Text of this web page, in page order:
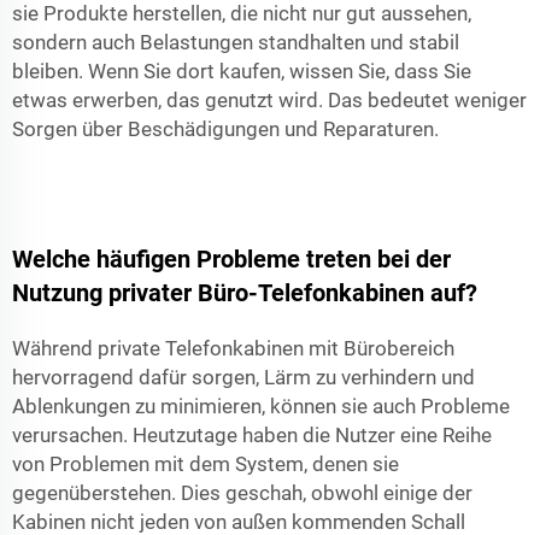
sie Produkte herstellen, die nicht nur gut aussehen,
sondern auch Belastungen standhalten und stabil
bleiben. Wenn Sie dort kaufen, wissen Sie, dass Sie
etwas erwerben, das genutzt wird. Das bedeutet weniger
Sorgen über Beschädigungen und Reparaturen.
Welche häufigen Probleme treten bei der
Nutzung privater Büro-Telefonkabinen auf?
Während private Telefonkabinen mit Bürobereich
hervorragend dafür sorgen, Lärm zu verhindern und
Ablenkungen zu minimieren, können sie auch Probleme
verursachen. Heutzutage haben die Nutzer eine Reihe
von Problemen mit dem System, denen sie
gegenüberstehen. Dies geschah, obwohl einige der
Kabinen nicht jeden von außen kommenden Schall